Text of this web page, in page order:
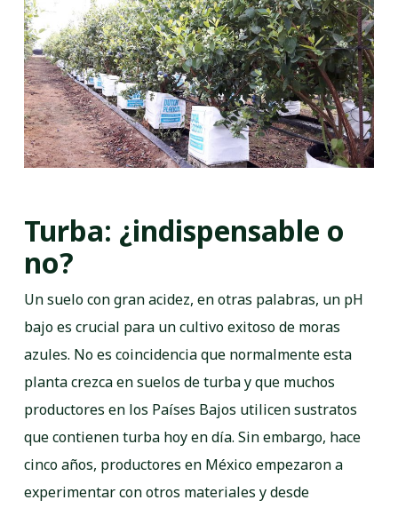
Turba: ¿indispensable o
no?
Un suelo con gran acidez, en otras palabras, un pH
bajo es crucial para un cultivo exitoso de moras
azules. No es coincidencia que normalmente esta
planta crezca en suelos de turba y que muchos
productores en los Países Bajos utilicen sustratos
que contienen turba hoy en día. Sin embargo, hace
cinco años, productores en México empezaron a
experimentar con otros materiales y desde